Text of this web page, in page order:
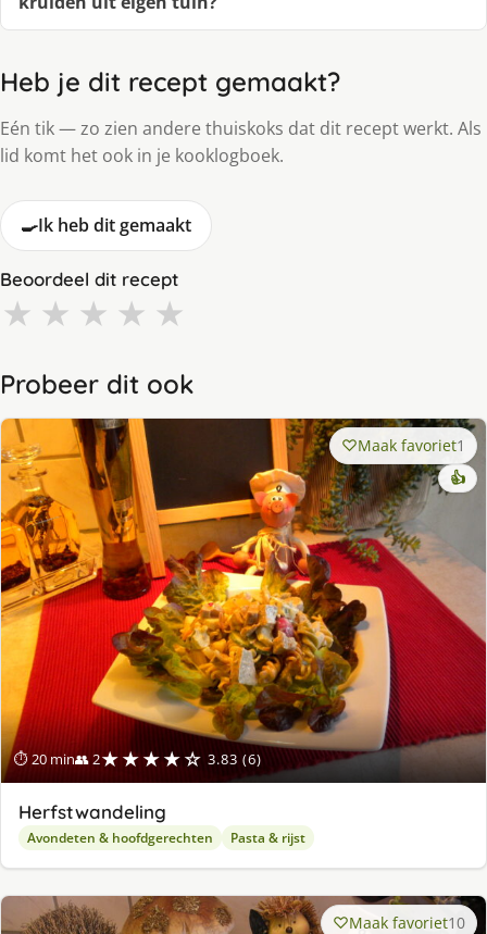
Heb je dit recept gemaakt?
Eén tik — zo zien andere thuiskoks dat dit recept werkt. Als
lid komt het ook in je kooklogboek.
🍳Ik heb dit gemaakt
Beoordeel dit recept
★ ★ ★ ★ ★
Probeer dit ook
⏱ 20 min👥 2★★★★☆ 3.83 (6)
Maak favoriet1
👍
Herfstwandeling
Avondeten & hoofdgerechten Pasta & rijst
Maak favoriet10